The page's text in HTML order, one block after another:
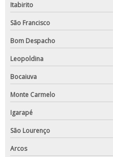
Itabirito
São Francisco
Bom Despacho
Leopoldina
Bocaiuva
Monte Carmelo
Igarapé
São Lourenço
Arcos